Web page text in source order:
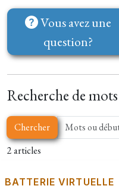
Vous avez une
question?
Recherche de
Chercher
2 articles
BATTERIE VIRTUELLE